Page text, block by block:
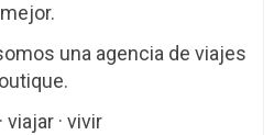
mejor.
una agencia de viajes
viajar · vivir